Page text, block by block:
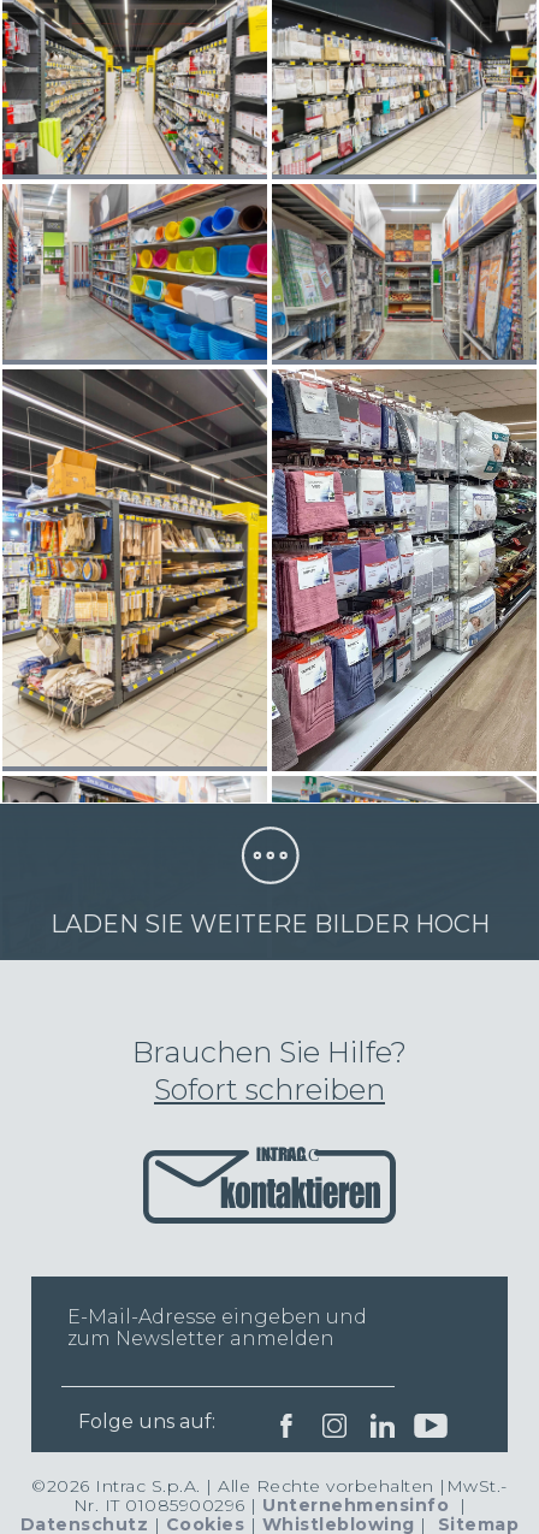
LADEN SIE WEITERE BILDER HOCH
Brauchen Sie Hilfe?
Sofort schreiben
INTRAC
Folge uns auf:
©2026 Intrac S.p.A. | Alle Rechte vorbehalten |MwSt.-
Nr. IT 01085900296 | Unternehmensinfo
|
Datenschutz | Cookies | Whistleblowing |
Sitemap